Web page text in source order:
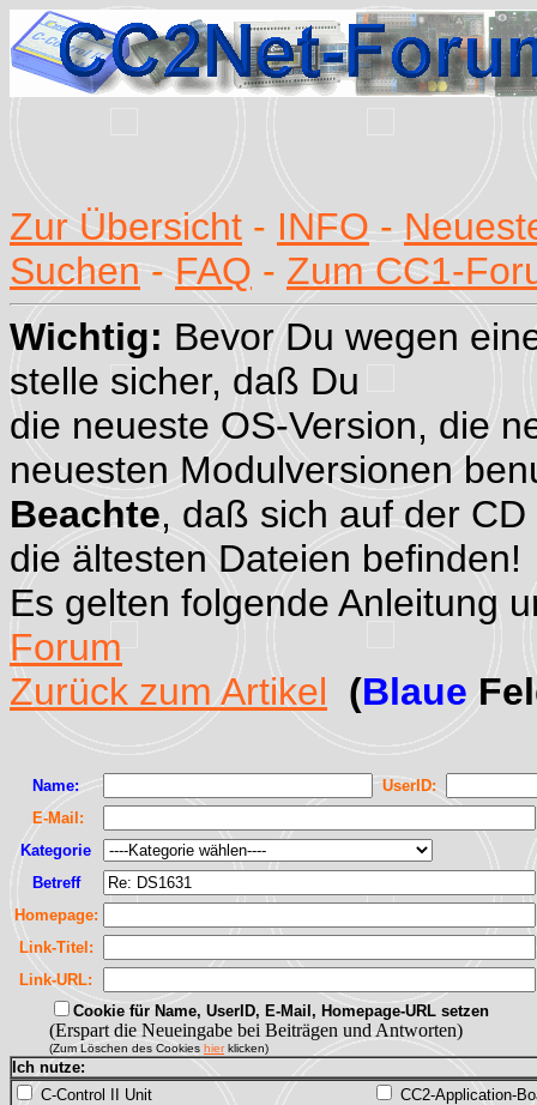
Zur Übersicht - INFO -
Suchen - FAQ - Zum CC1-
Wichtig: Bevor Du wegen
stelle sicher, daß Du
die neueste OS-Version, die
neuesten Modulversionen
Beachte, daß sich auf der
die ältesten Dateien befinden!
Es gelten folgende Anleitung
Forum
Zurück zum Artikel (Blaue
Name:
UserID:
E-Mail:
Kategorie
Betreff
Homepage:
Link-Titel:
Link-URL:
Cookie für Name, UserID, E-Mail, Homepage-URL setzen
(Erspart die Neueingabe bei Beiträgen und Antworten)
(Zum Löschen des Cookies hierklicken)
Ich nutze:
C-Control II Unit
CC2-Application-